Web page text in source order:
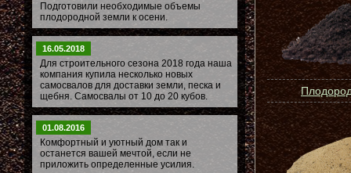
Подготовили необходимые объемы
плодородной земли к осени.
16.05.2018
Для строительного сезона 2018 года наша
компания купила несколько новых
самосвалов для доставки земли, песка и
щебня. Самосвалы от 10 до 20 кубов.
01.08.2016
Комфортный и уютный дом так и
останется вашей мечтой, если не
приложить определенные усилия.